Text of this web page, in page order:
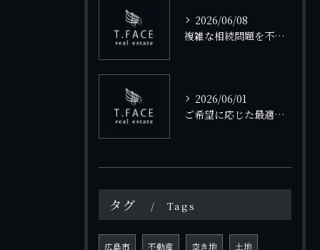
2026/06/08
複雑な相続問題を不動産で円滑に解決する方法
2026/06/01
ご希望に応じた最適な物件投資プランの選び方
タグ Tags
広島市 不動産 空き地 土地